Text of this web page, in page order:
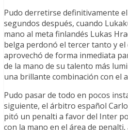
Pudo derretirse definitivamente
segundos después, cuando
mano al meta finlandés Lukas
belga perdonó el tercer tanto y
aprovechó de forma inmediata
de la mano de su talento más
una brillante combinación con el
Pudo pasar de todo en pocos
siguiente, el árbitro español
pitó un penalti a favor del Inter
con la mano en el área de penalti,